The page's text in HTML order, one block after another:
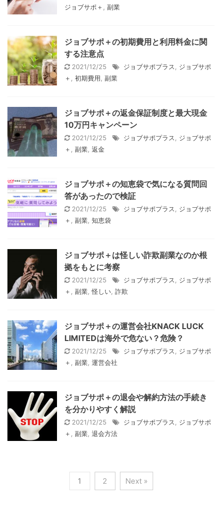
ジョブサポ＋
副業
ジョブサポ＋の初期費用と利用料金に関
する注意点
2021/12/25 ジョブサポプラス
ジョブサポ
＋
初期費用 副業
ジョブサポ＋の返金保証制度と最大現金
10万円キャンペーン
2021/12/25 ジョブサポプラス
ジョブサポ
＋
副業 返金
ジョブサポ＋の知恵袋で気になる質問回
答があったので検証
2021/12/25 ジョブサポプラス
ジョブサポ
＋
副業 知恵袋
ジョブサポ＋は怪しい詐欺副業なのか根
拠をもとに考察
2021/12/25 ジョブサポプラス
ジョブサポ
＋
副業 ,怪しい 詐欺
ジョブサポ＋の運営会社KNACK LUCK
LIMITEDは海外で危ない？危険？
2021/12/25 ジョブサポプラス
ジョブサポ
＋
副業 運営会社
ジョブサポ＋の退会や解約方法の手続き
を分かりやすく解説
2021/12/25 ジョブサポプラス
ジョブサポ
＋
副業 退会方法
1 2 Next »